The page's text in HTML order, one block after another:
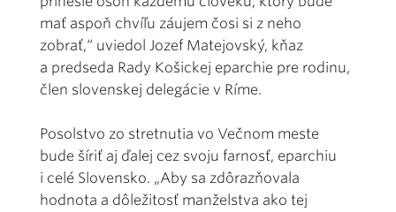
mať aspoň chvíľu záujem čosi si z neho
zobrať,“ uviedol Jozef Matejovský, kňaz
a predseda Rady Košickej eparchie pre rodinu,
člen slovenskej delegácie v Ríme.
Posolstvo zo stretnutia vo Večnom meste
bude šíriť aj ďalej cez svoju farnosť, eparchiu
i celé Slovensko. „Aby sa zdôrazňovala
hodnota a dôležitosť manželstva ako tej